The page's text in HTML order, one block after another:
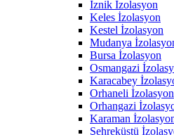
İznik İzolasyon
Keles İzolasyon
Kestel İzolasyon
Mudanya
Bursa İzolasyon
Osmangazi
Karacabey
Orhaneli İzolasyon
Orhangazi
Karaman
Şehreküstü